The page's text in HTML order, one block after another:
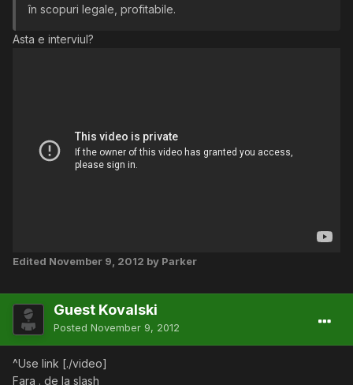
în scopuri legale, profitabile.
Asta e interviul?
Edited November 9, 2012 by Parker
Guest Kovalski
Posted November 9, 2012
^Use link [./video]
Fara . de la slash